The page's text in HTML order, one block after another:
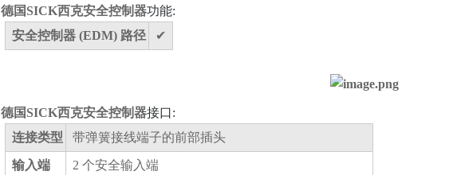
德国SICK西克安全控制器功能:
安全控制器 (EDM) 路径
✔
德国SICK西克安全控制器接口:
连接类型
带弹簧接线端子的前部插头
输入端 2 个安全输入端